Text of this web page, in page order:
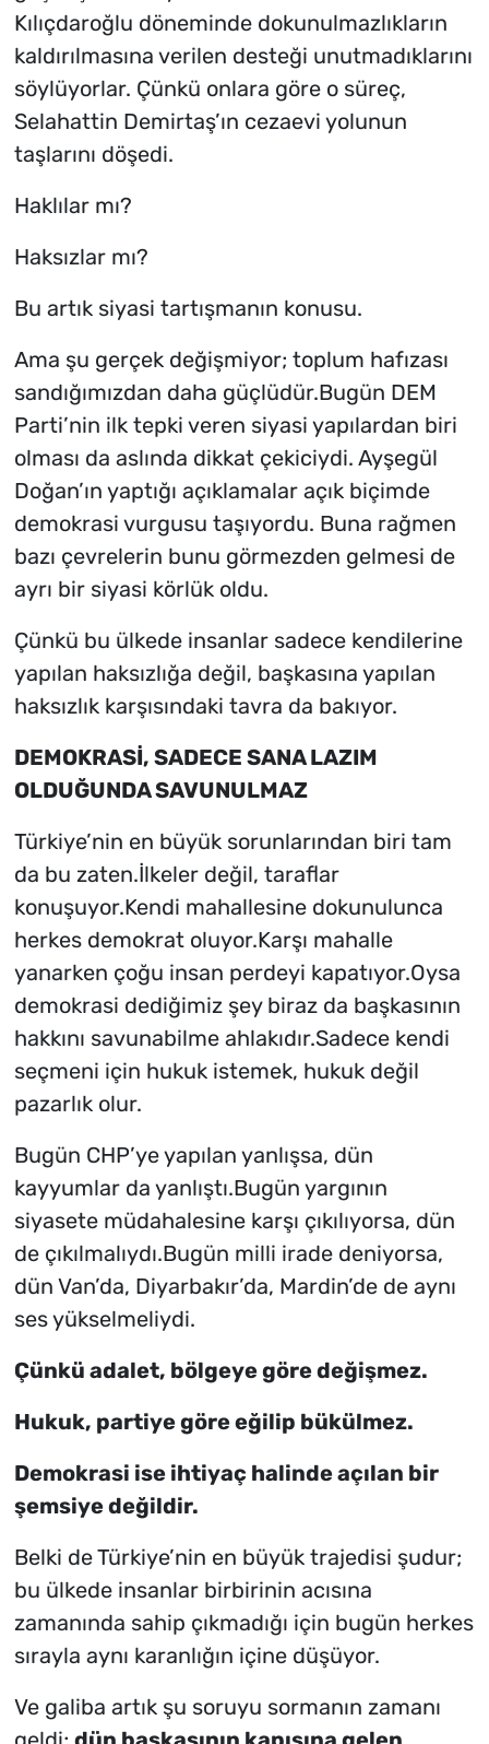
Kılıçdaroğlu döneminde dokunulmazlıkların
kaldırılmasına verilen desteği unutmadıklarını
söylüyorlar. Çünkü onlara göre o süreç,
Selahattin Demirtaş’ın cezaevi yolunun
taşlarını döşedi.
Haklılar mı?
Haksızlar mı?
Bu artık siyasi tartışmanın konusu.
Ama şu gerçek değişmiyor; toplum hafızası
sandığımızdan daha güçlüdür.Bugün DEM
Parti’nin ilk tepki veren siyasi yapılardan biri
olması da aslında dikkat çekiciydi. Ayşegül
Doğan’ın yaptığı açıklamalar açık biçimde
demokrasi vurgusu taşıyordu. Buna rağmen
bazı çevrelerin bunu görmezden gelmesi de
ayrı bir siyasi körlük oldu.
Çünkü bu ülkede insanlar sadece kendilerine
yapılan haksızlığa değil, başkasına yapılan
haksızlık karşısındaki tavra da bakıyor.
DEMOKRASİ, SADECE SANA LAZIM
OLDUĞUNDA SAVUNULMAZ
Türkiye’nin en büyük sorunlarından biri tam
da bu zaten.İlkeler değil, taraflar
konuşuyor.Kendi mahallesine dokunulunca
herkes demokrat oluyor.Karşı mahalle
yanarken çoğu insan perdeyi kapatıyor.Oysa
demokrasi dediğimiz şey biraz da başkasının
hakkını savunabilme ahlakıdır.Sadece kendi
seçmeni için hukuk istemek, hukuk değil
pazarlık olur.
Bugün CHP’ye yapılan yanlışsa, dün
kayyumlar da yanlıştı.Bugün yargının
siyasete müdahalesine karşı çıkılıyorsa, dün
de çıkılmalıydı.Bugün milli irade deniyorsa,
dün Van’da, Diyarbakır’da, Mardin’de de aynı
ses yükselmeliydi.
Çünkü adalet, bölgeye göre değişmez.
Hukuk, partiye göre eğilip bükülmez.
Demokrasi ise ihtiyaç halinde açılan bir
şemsiye değildir.
Belki de Türkiye’nin en büyük trajedisi şudur;
bu ülkede insanlar birbirinin acısına
zamanında sahip çıkmadığı için bugün herkes
sırayla aynı karanlığın içine düşüyor.
Ve galiba artık şu soruyu sormanın zamanı